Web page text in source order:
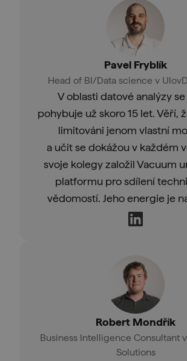
Pavel Fryblík
Head of BI/Data science v
V oblasti datové analýzy se
pohybuje už skoro 15 let. Věří,
limitováni jenom vlastní
a učit se dokážou v každém
svoje kolegy založil Vacuum
platformu pro sdílení
vědomostí. Jeho energie je
Robert Mondřík
Business Intelligence Consultant
Solutions